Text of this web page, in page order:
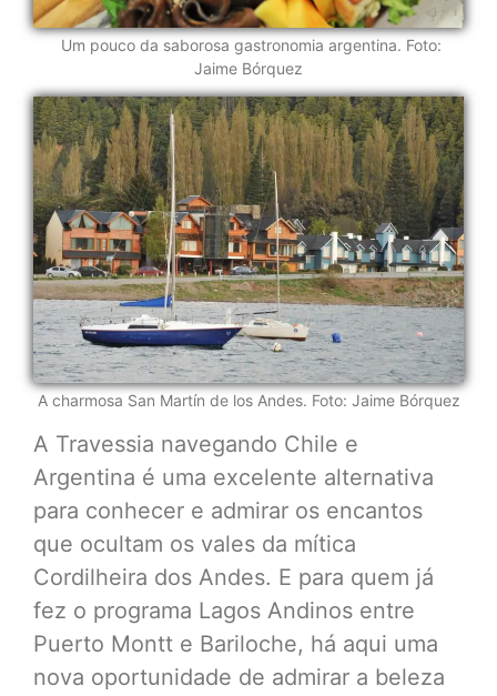
Um pouco da saborosa gastronomia argentina. Foto:
Jaime Bórquez
A charmosa San Martín de los Andes. Foto: Jaime Bórquez
A Travessia navegando Chile e
Argentina é uma excelente alternativa
para conhecer e admirar os encantos
que ocultam os vales da mítica
Cordilheira dos Andes. E para quem já
fez o programa Lagos Andinos entre
Puerto Montt e Bariloche, há aqui uma
nova oportunidade de admirar a beleza